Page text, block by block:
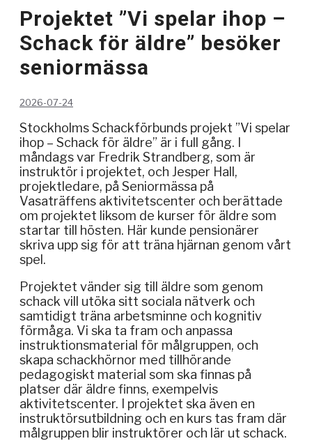
Projektet ”Vi spelar ihop –
Schack för äldre” besöker
seniormässa
2026-07-24
Stockholms Schackförbunds projekt ”Vi spelar
ihop – Schack för äldre” är i full gång. I
måndags var Fredrik Strandberg, som är
instruktör i projektet, och Jesper Hall,
projektledare, på Seniormässa på
Vasaträffens aktivitetscenter och berättade
om projektet liksom de kurser för äldre som
startar till hösten. Här kunde pensionärer
skriva upp sig för att träna hjärnan genom vårt
spel.
Projektet vänder sig till äldre som genom
schack vill utöka sitt sociala nätverk och
samtidigt träna arbetsminne och kognitiv
förmåga. Vi ska ta fram och anpassa
instruktionsmaterial för målgruppen, och
skapa schackhörnor med tillhörande
pedagogiskt material som ska finnas på
platser där äldre finns, exempelvis
aktivitetscenter. I projektet ska även en
instruktörsutbildning och en kurs tas fram där
målgruppen blir instruktörer och lär ut schack.